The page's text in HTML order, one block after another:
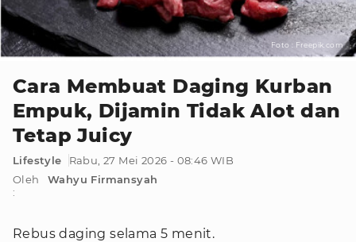
Foto : Freepik.com
Cara Membuat Daging Kurban
Empuk, Dijamin Tidak Alot dan
Tetap Juicy
Lifestyle
Rabu, 27 Mei 2026 - 08:46 WIB
Oleh
:
Wahyu Firmansyah
Rebus daging selama 5 menit.